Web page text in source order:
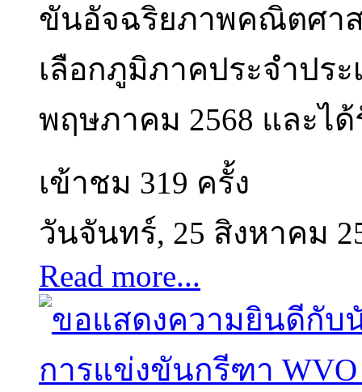
ขันอัจฉริยภาพคณิตศา
เลือกภูมิภาคประจำประ
พฤษภาคม 2568 และไ
เข้าชม 319 ครั้ง
วันจันทร์, 25 สิงหาคม
Read more...